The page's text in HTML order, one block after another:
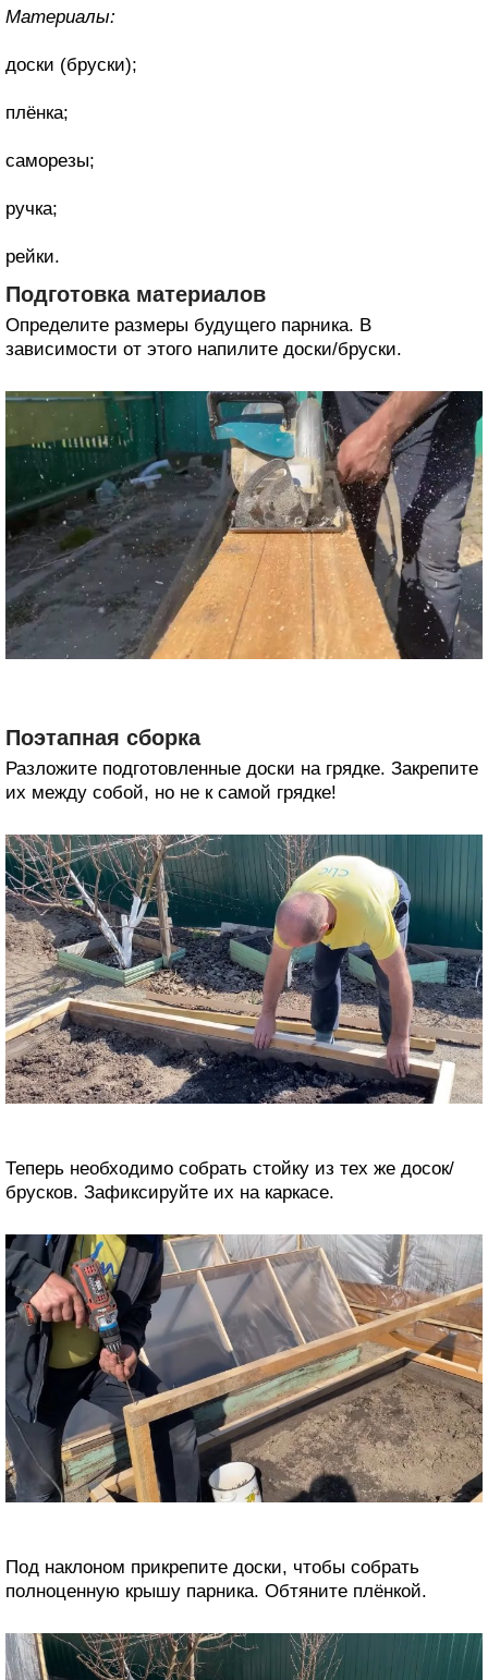
Материалы:
доски (бруски);
плёнка;
саморезы;
ручка;
рейки.
Подготовка материалов
Определите размеры будущего парника. В
зависимости от этого напилите доски/бруски.
Поэтапная сборка
Разложите подготовленные доски на грядке. Закрепите
их между собой, но не к самой грядке!
Теперь необходимо собрать стойку из тех же досок/
брусков. Зафиксируйте их на каркасе.
Под наклоном прикрепите доски, чтобы собрать
полноценную крышу парника. Обтяните плёнкой.